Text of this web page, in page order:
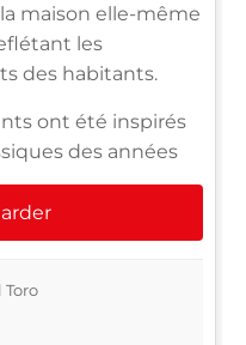
maison elle-même
les
des habitants.
ont été inspirés
des années